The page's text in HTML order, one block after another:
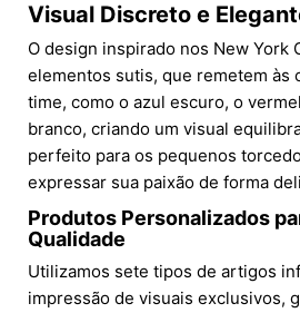
Visual Discreto e
O design inspirado nos New York
elementos sutis, que remetem às
time, como o azul escuro, o
branco, criando um visual
perfeito para os pequenos
expressar sua paixão de forma
Produtos Personalizados
Qualidade
Utilizamos sete tipos de artigos
impressão de visuais exclusivos,